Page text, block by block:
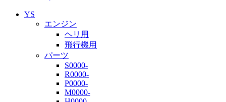
YS
エンジン
ヘリ用
飛行機用
パーツ
S0000-
R0000-
P0000-
M0000-